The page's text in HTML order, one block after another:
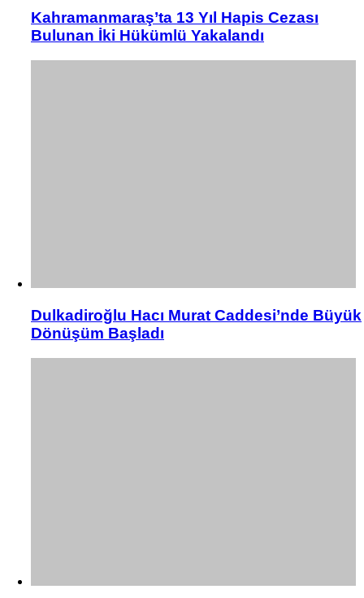
Kahramanmaraş’ta 13 Yıl Hapis Cezası
Bulunan İki Hükümlü Yakalandı
Dulkadiroğlu Hacı Murat Caddesi’nde Büyük
Dönüşüm Başladı